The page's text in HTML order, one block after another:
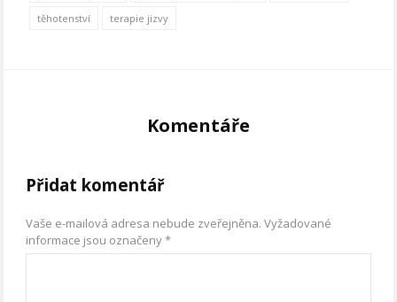
těhotenství terapie jizvy
Komentáře
Přidat komentář
Vaše e-mailová adresa nebude zveřejněna. Vyžadované
informace jsou označeny*